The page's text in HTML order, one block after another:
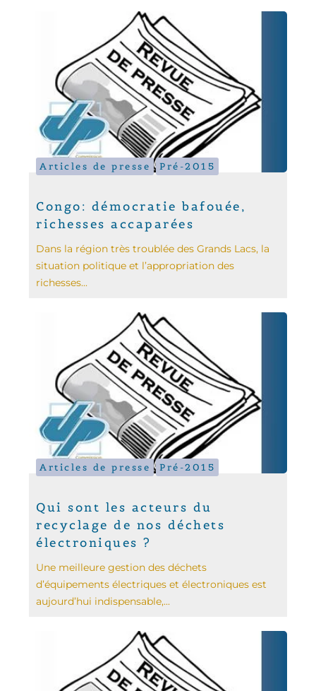
Articles de presse Pré-2015
Congo: démocratie bafouée,
richesses accaparées
Dans la région très troublée des Grands Lacs, la
situation politique et l’appropriation des
richesses...
Articles de presse Pré-2015
Qui sont les acteurs du
recyclage de nos déchets
électroniques ?
Une meilleure gestion des déchets
d’équipements électriques et électroniques est
aujourd’hui indispensable,...